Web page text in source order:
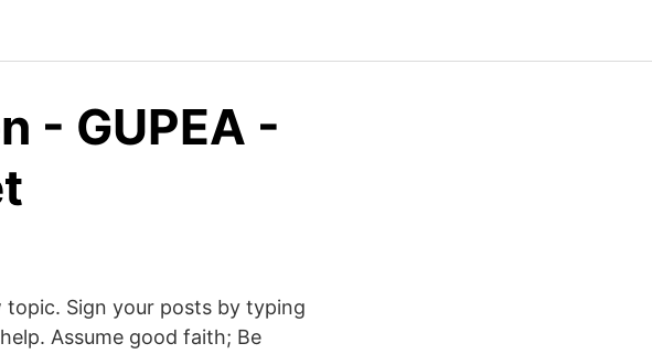
- GUPEA -
Sign your posts by typing
Assume good faith; Be